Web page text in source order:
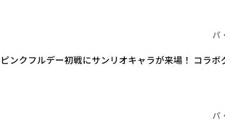
パ
ピンクフルデー初戦にサンリオキャラが来場！ コラボ
パ